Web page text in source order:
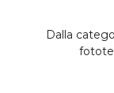
Dalla